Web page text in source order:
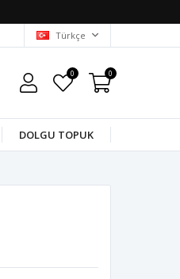
Türkçe
0 0
DOLGU TOPUK